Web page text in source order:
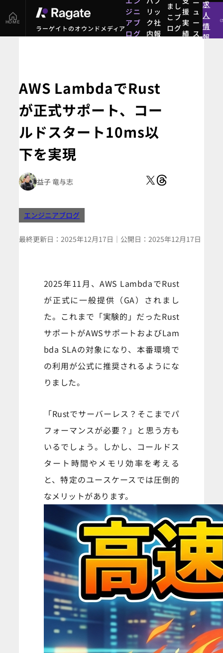
HOME
ラーゲイトのオウンドメディア
ジニ
アブ
ログ
リッ
ク社
内報
まし
こブ
ログ
まし
援
実
績
ュ
ー
ス
求
人
情
報
AWS LambdaでRust
が正式サポート、コー
ルドスタート10ms以
下を実現
益子 竜与志
エンジニアブログ
最終更新日： 2025年12月17日 ｜ 公開日： 2025年12月17日
2025年11月、AWS LambdaでRust
が正式に一般提供（GA）されまし
た。これまで「実験的」だったRust
サポートがAWSサポートおよびLam
bda SLAの対象になり、本番環境で
の利用が公式に推奨されるようにな
りました。
「Rustでサーバーレス？そこまでパ
フォーマンスが必要？」と思う方も
いるでしょう。しかし、コールドス
タート時間やメモリ効率を考える
と、特定のユースケースでは圧倒的
なメリットがあります。